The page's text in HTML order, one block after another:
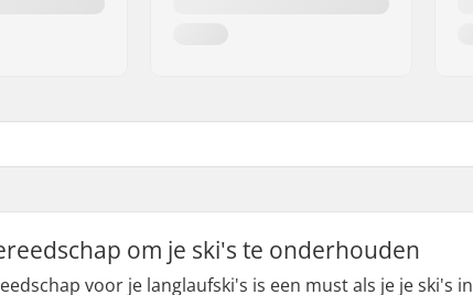
om je ski's te onderhouden
voor je langlaufski's is een must als je je